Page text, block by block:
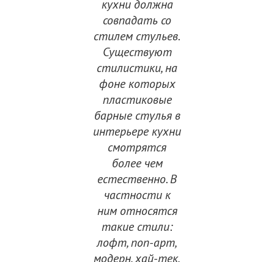
кухни должна
совпадать со
стилем стульев.
Существуют
стилистики, на
фоне которых
пластиковые
барные стулья в
интерьере кухни
смотрятся
более чем
естественно. В
частности к
ним относятся
такие стили:
лофт, поп-арт,
модерн, хай-тек,